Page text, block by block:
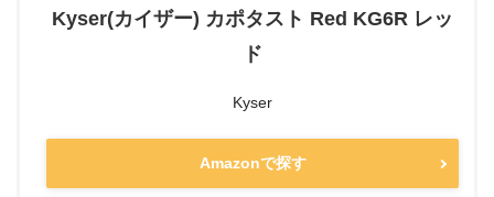
Kyser(カイザー) カポタスト Red KG6R レッ
ド
Kyser
Amazonで探す